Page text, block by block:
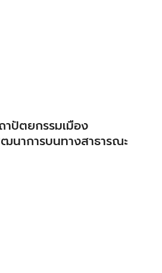
าปัตยกรรมเมือง
นาการบนทางสาธารณะ